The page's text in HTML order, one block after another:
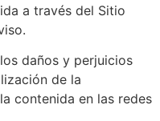
a través del Sitio
daños y perjuicios
de la
contenida en las redes